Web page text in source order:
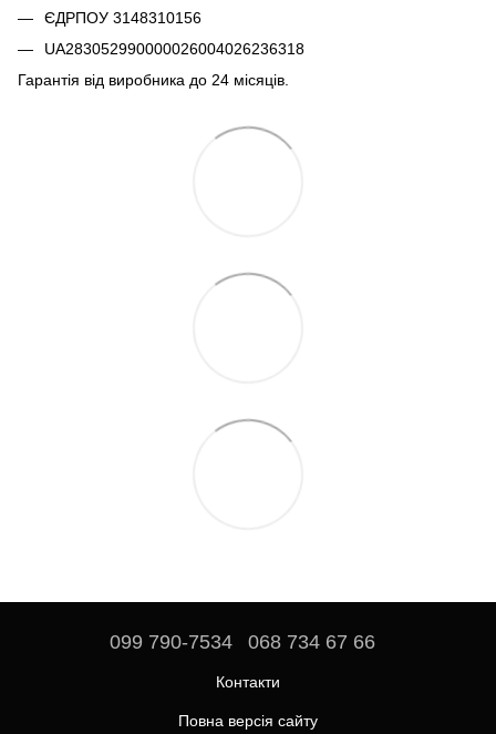
ЄДРПОУ 3148310156
UA283052990000026004026236318
Гарантія від виробника до 24 місяців.
099 790-7534 068 734 67 66
Контакти
Повна версія сайту